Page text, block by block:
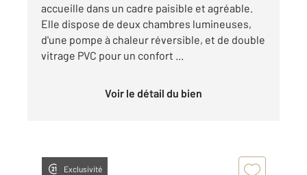
accueille dans un cadre paisible et agréable.
Elle dispose de deux chambres lumineuses,
d'une pompe à chaleur réversible, et de double
vitrage PVC pour un confort ...
Voir le détail du bien
Exclusivité